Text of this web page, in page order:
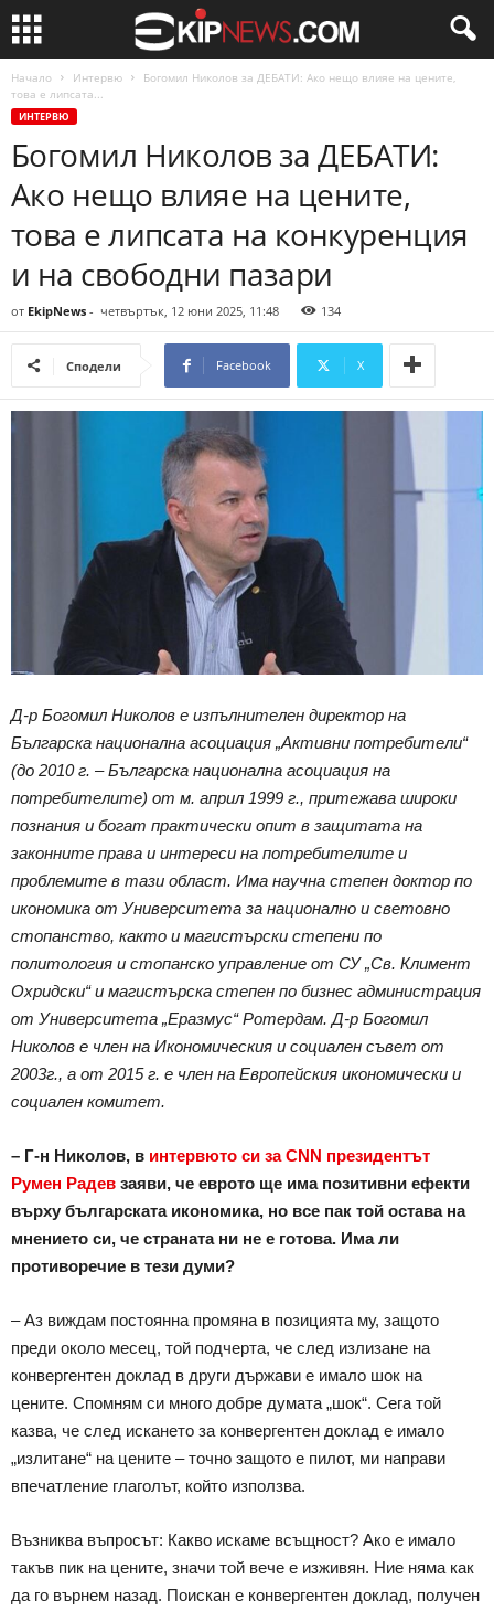
Начало Интервю
Богомил Николов за ДЕБАТИ: Ако нещо влияе на цените,
това е липсата...
ИНТЕРВЮ
Богомил Николов за ДЕБАТИ:
Ако нещо влияе на цените,
това е липсата на конкуренция
и на свободни пазари
от EkipNews - четвъртък, 12 юни 2025, 11:48 134
Сподели Facebook X
Д-р Богомил Николов е изпълнителен директор на
Българска национална асоциация „Активни потребители“
(до 2010 г. – Българска национална асоциация на
потребителите) от м. април 1999 г., притежава широки
познания и богат практически опит в защитата на
законните права и интереси на потребителите и
проблемите в тази област. Има научна степен доктор по
икономика от Университета за национално и световно
стопанство, както и магистърски степени по
политология и стопанско управление от СУ „Св. Климент
Охридски“ и магистърска степен по бизнес администрация
от Университета „Еразмус“ Ротердам. Д-р Богомил
Николов е член на Икономическия и социален съвет от
2003г., а от 2015 г. е член на Европейския икономически и
социален комитет.
– Г-н Николов, в интервюто си за CNN президентът
Румен Радев заяви, че еврото ще има позитивни ефекти
върху българската икономика, но все пак той остава на
мнението си, че страната ни не е готова. Има ли
противоречие в тези думи?
– Аз виждам постоянна промяна в позицията му, защото
преди около месец, той подчерта, че след излизане на
конвергентен доклад в други държави е имало шок на
цените. Спомням си много добре думата „шок“. Сега той
казва, че след искането за конвергентен доклад е имало
„излитане“ на цените – точно защото е пилот, ми направи
впечатление глаголът, който използва.
Възниква въпросът: Какво искаме всъщност? Ако е имало
такъв пик на цените, значи той вече е изживян. Ние няма как
да го върнем назад. Поискан е конвергентен доклад, получен